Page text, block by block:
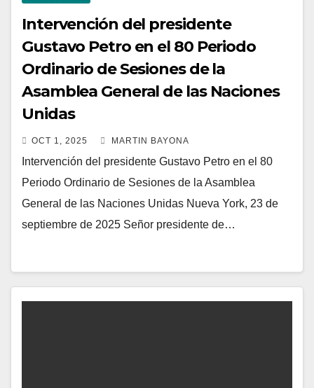
Intervención del presidente
Gustavo Petro en el 80 Periodo
Ordinario de Sesiones de la
Asamblea General de las Naciones
Unidas
OCT 1, 2025 MARTIN BAYONA
Intervención del presidente Gustavo Petro en el 80
Periodo Ordinario de Sesiones de la Asamblea
General de las Naciones Unidas Nueva York, 23 de
septiembre de 2025 Señor presidente de…